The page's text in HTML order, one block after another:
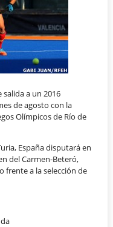
salida a un 2016
de agosto con la
Olímpicos de Río de
España disputará en
del Carmen-Beteró,
frente a la selección de